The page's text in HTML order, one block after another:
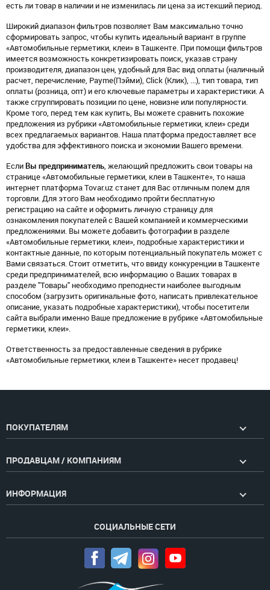
есть ли товар в наличии и не изменилась ли цена за истекший период.
Широкий диапазон фильтров позволяет Вам максимально точно
сформировать запрос, чтобы купить идеальный вариант в группе
«Автомобильные герметики, клеи» в Ташкенте. При помощи фильтров
имеется возможность конкретизировать поиск, указав страну
производителя, диапазон цен, удобный для Вас вид оплаты (наличный
расчет, перечисление, Payme(Пэйми), Click (Клик), ...), тип товара, тип
оплаты (розница, опт) и его ключевые параметры и характеристики. А
также сгруппировать позиции по цене, новизне или популярности.
Кроме того, перед тем как купить, Вы можете сравнить похожие
предложения из рубрики «Автомобильные герметики, клеи» среди
всех предлагаемых вариантов. Наша платформа предоставляет все
удобства для эффективного поиска и экономии Вашего времени.
Если Вы предприниматель , желающий предложить свои товары на
странице «Автомобильные герметики, клеи в Ташкенте», то наша
интернет платформа Tovar.uz станет для Вас отличным полем для
торговли. Для этого Вам необходимо пройти бесплатную
регистрацию на сайте и оформить личную страницу для
ознакомления покупателей с Вашей компанией и коммерческими
предложениями. Вы можете добавить фотографии в разделе
«Автомобильные герметики, клеи», подробные характеристики и
контактные данные, по которым потенциальный покупатель может с
Вами связаться. Стоит отметить, что ввиду конкуренции в Ташкенте
среди предпринимателей, всю информацию о Ваших товарах в
разделе "Товары" необходимо преподнести наиболее выгодным
способом (загрузить оригинальные фото, написать привлекательное
описание, указать подробные характеристики), чтобы посетители
сайта выбрали именно Ваше предложение в рубрике «Автомобильные
герметики, клеи».
Ответственность за предоставленные сведения в рубрике
«Автомобильные герметики, клеи в Ташкенте» несет продавец!
ПОКУПАТЕЛЯМ
ПРОДАВЦАМ / КОМПАНИЯМ
ИНФОРМАЦИЯ
СОЦИАЛЬНЫЕ СЕТИ